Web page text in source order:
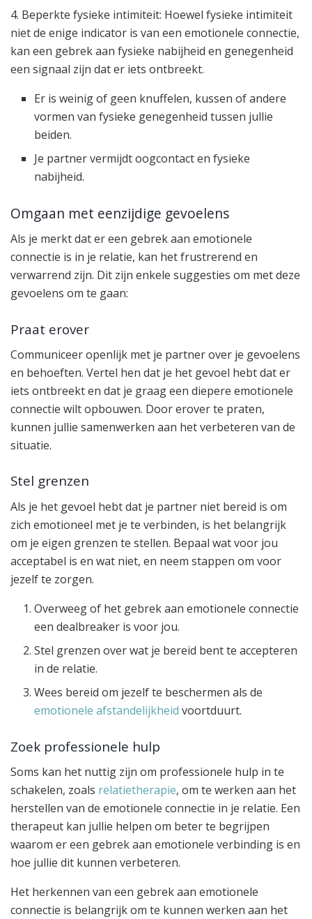
4. Beperkte fysieke intimiteit: Hoewel fysieke intimiteit
niet de enige indicator is van een emotionele connectie,
kan een gebrek aan fysieke nabijheid en genegenheid
een signaal zijn dat er iets ontbreekt.
Er is weinig of geen knuffelen, kussen of andere
vormen van fysieke genegenheid tussen jullie
beiden.
Je partner vermijdt oogcontact en fysieke
nabijheid.
Omgaan met eenzijdige gevoelens
Als je merkt dat er een gebrek aan emotionele
connectie is in je relatie, kan het frustrerend en
verwarrend zijn. Dit zijn enkele suggesties om met deze
gevoelens om te gaan:
Praat erover
Communiceer openlijk met je partner over je gevoelens
en behoeften. Vertel hen dat je het gevoel hebt dat er
iets ontbreekt en dat je graag een diepere emotionele
connectie wilt opbouwen. Door erover te praten,
kunnen jullie samenwerken aan het verbeteren van de
situatie.
Stel grenzen
Als je het gevoel hebt dat je partner niet bereid is om
zich emotioneel met je te verbinden, is het belangrijk
om je eigen grenzen te stellen. Bepaal wat voor jou
acceptabel is en wat niet, en neem stappen om voor
jezelf te zorgen.
Overweeg of het gebrek aan emotionele connectie
een dealbreaker is voor jou.
Stel grenzen over wat je bereid bent te accepteren
in de relatie.
Wees bereid om jezelf te beschermen als de
emotionele afstandelijkheid voortduurt.
Zoek professionele hulp
Soms kan het nuttig zijn om professionele hulp in te
schakelen, zoals relatietherapie, om te werken aan het
herstellen van de emotionele connectie in je relatie. Een
therapeut kan jullie helpen om beter te begrijpen
waarom er een gebrek aan emotionele verbinding is en
hoe jullie dit kunnen verbeteren.
Het herkennen van een gebrek aan emotionele
connectie is belangrijk om te kunnen werken aan het